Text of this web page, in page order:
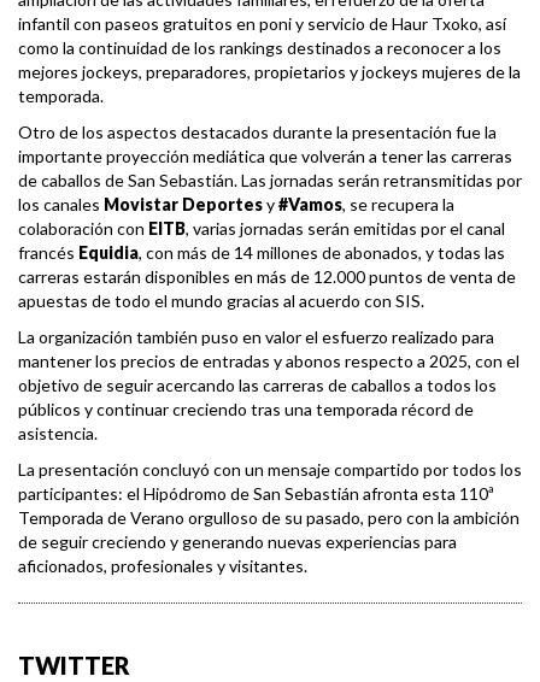
infantil con paseos gratuitos en poni y servicio de Haur Txoko, así
como la continuidad de los rankings destinados a reconocer a los
mejores jockeys, preparadores, propietarios y jockeys mujeres de la
temporada.
Otro de los aspectos destacados durante la presentación fue la
importante proyección mediática que volverán a tener las carreras
de caballos de San Sebastián. Las jornadas serán retransmitidas por
los canales Movistar Deportesy#Vamos, se recupera la
colaboración con EITB, varias jornadas serán emitidas por el canal
francés Equidia, con más de 14 millones de abonados, y todas las
carreras estarán disponibles en más de 12.000 puntos de venta de
apuestas de todo el mundo gracias al acuerdo con SIS.
La organización también puso en valor el esfuerzo realizado para
mantener los precios de entradas y abonos respecto a 2025, con el
objetivo de seguir acercando las carreras de caballos a todos los
públicos y continuar creciendo tras una temporada récord de
asistencia.
La presentación concluyó con un mensaje compartido por todos los
participantes: el Hipódromo de San Sebastián afronta esta 110ª
Temporada de Verano orgulloso de su pasado, pero con la ambición
de seguir creciendo y generando nuevas experiencias para
aficionados, profesionales y visitantes.
TWITTER